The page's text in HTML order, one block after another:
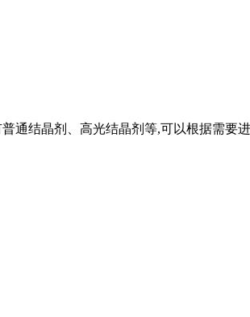
通结晶剂、高光结晶剂等,可以根据需要